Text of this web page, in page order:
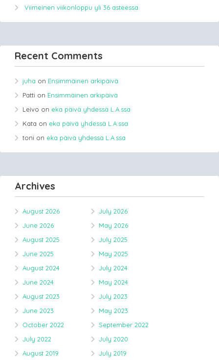
Viimeinen viikonloppu yli 36 asteessa.
Recent Comments
juha on Ensimmäinen arkipäivä
Patti on Ensimmäinen arkipäivä
Leivo on eka päivä yhdessä L.A.ssa
Kata on eka päivä yhdessä L.A.ssa
toni on eka päivä yhdessä L.A.ssa
Archives
August 2026
July 2026
June 2026
May 2026
August 2025
July 2025
June 2025
May 2025
August 2024
July 2024
June 2024
May 2024
August 2023
July 2023
June 2023
May 2023
October 2022
September 2022
July 2022
July 2020
August 2019
July 2019